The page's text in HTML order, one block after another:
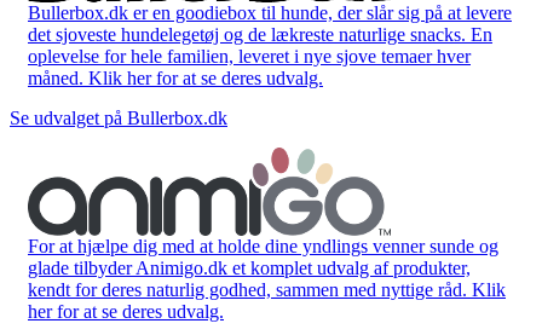
Bullerbox.dk er en goodiebox til hunde, der slår sig på at levere
det sjoveste hundelegetøj og de lækreste naturlige snacks. En
oplevelse for hele familien, leveret i nye sjove temaer hver
måned. Klik her for at se deres udvalg.
Se udvalget på Bullerbox.dk
For at hjælpe dig med at holde dine yndlings venner sunde og
glade tilbyder Animigo.dk et komplet udvalg af produkter,
kendt for deres naturlig godhed, sammen med nyttige råd. Klik
her for at se deres udvalg.